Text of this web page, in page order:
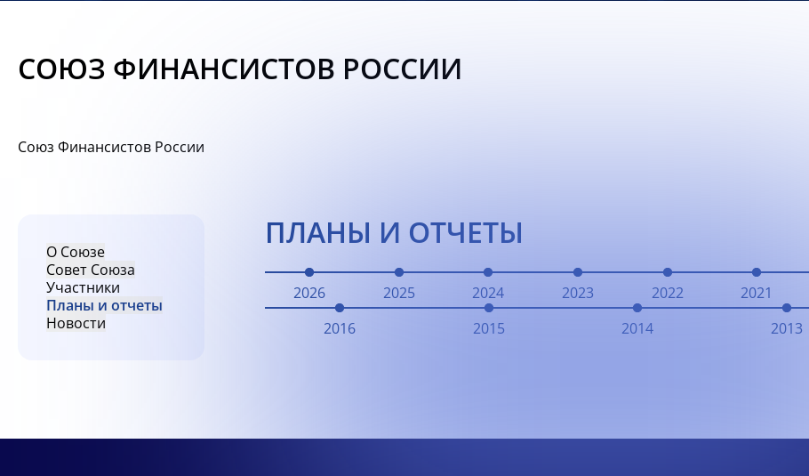
СОЮЗ ФИНАНСИСТОВ РОССИИ
Союз Финансистов России
О Союзе
Совет Союза
Участники
Планы и отчеты
Новости
ПЛАНЫ И ОТЧЕТЫ
2026 2025 2024 2023 2022 2021
2016
2015 2014 2013